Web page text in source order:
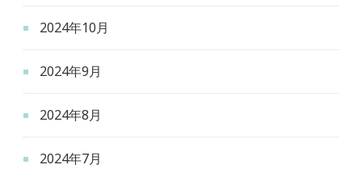
2024年10月
2024年9月
2024年8月
2024年7月